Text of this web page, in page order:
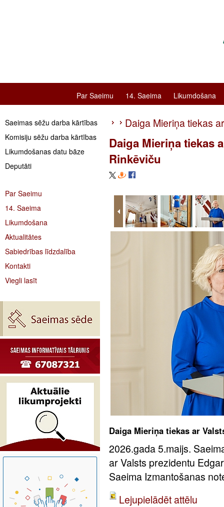
Par Saeimu 14. Saeima Likumdošana
Saeimas sēžu darba kārtības
Komisiju sēžu darba kārtības
Likumdošanas datu bāze
Deputāti
Par Saeimu
14. Saeima
Likumdošana
Aktualitātes
Sabiedrības līdzdalība
Kontakti
Viegli lasīt
Daiga Mieriņa tiekas
Daiga Mieriņa tiekas
Rinkēviču
Daiga Mieriņa tiekas ar
2026.gada 5.maijs.
ar Valsts prezidentu
Saeima Izmantošanas
Lejupielādēt attēlu